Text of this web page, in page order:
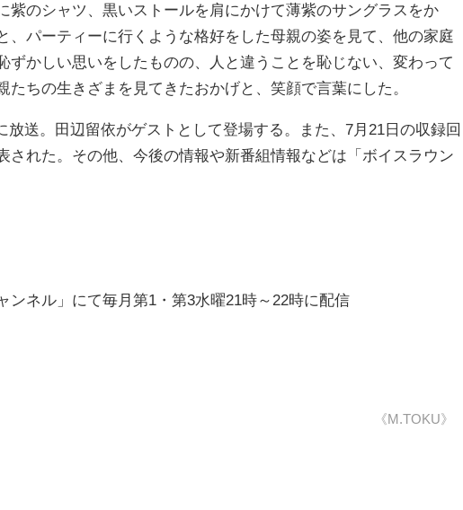
紫のシャツ、黒いストールを肩にかけて薄紫のサングラスをか
、パーティーに行くような格好をした母親の姿を見て、他の家庭
ずかしい思いをしたものの、人と違うことを恥じない、変わって
ちの生きざまを見てきたおかげと、笑顔で言葉にした。
送。田辺留依がゲストとして登場する。また、7月21日の収録回
された。その他、今後の情報や新番組情報などは「ボイスラウン
ンネル」にて毎月第1・第3水曜21時～22時に配信
《M.TOKU》